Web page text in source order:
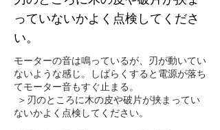
っていないかよく点検してくださ
い。
モーターの音は鳴っているが、刃が動いてい
ないような感じ。しばらくすると電源が落ち
てモーター音もすぐ止まる。
＞刃のところに木の皮や破片が挟まってい
ないかよく点検してください。